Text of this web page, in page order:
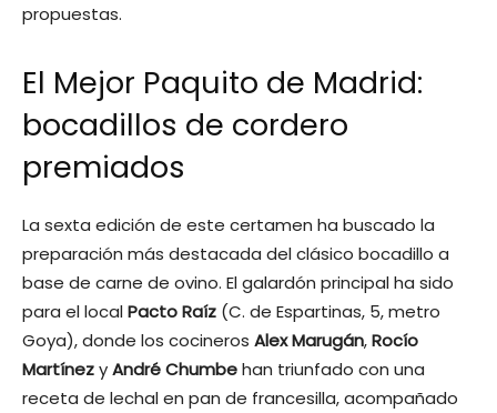
propuestas.
El Mejor Paquito de Madrid:
bocadillos de cordero
premiados
La sexta edición de este certamen ha buscado la
preparación más destacada del clásico bocadillo a
base de carne de ovino. El galardón principal ha sido
para el localPacto Raíz (C. de Espartinas, 5, metro
Goya), donde los cocineros Alex Marugán,Rocío
MartínezyAndré Chumbehan triunfado con una
receta de lechal en pan de francesilla, acompañado